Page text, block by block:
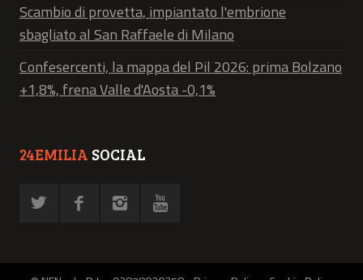
Scambio di provetta, impiantato l'embrione
sbagliato al San Raffaele di Milano
Confesercenti, la mappa del Pil 2026: prima Bolzano
+1,8%, frena Valle d'Aosta -0,1%
24EMILIA SOCIAL